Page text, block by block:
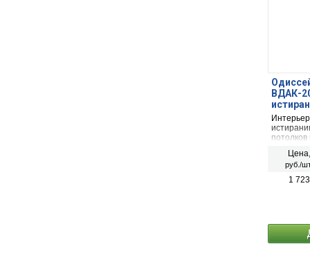
ВДАК-
Евробак -
Цена,
руб./
1 723